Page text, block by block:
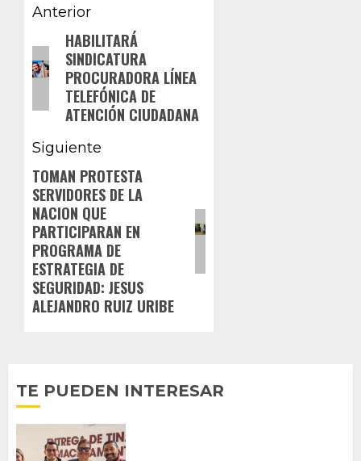
Navegación
de
entradas
Anterior
Entrada
anterior:
HABILITARÁ
SINDICATURA
PROCURADORA LÍNEA
TELEFÓNICA DE
ATENCIÓN CIUDADANA
Siguiente
Siguiente
entrada:
TOMAN PROTESTA
SERVIDORES DE LA
NACION QUE
PARTICIPARAN EN
PROGRAMA DE
ESTRATEGIA DE
SEGURIDAD: JESUS
ALEJANDRO RUIZ URIBE
TE PUEDEN INTERESAR